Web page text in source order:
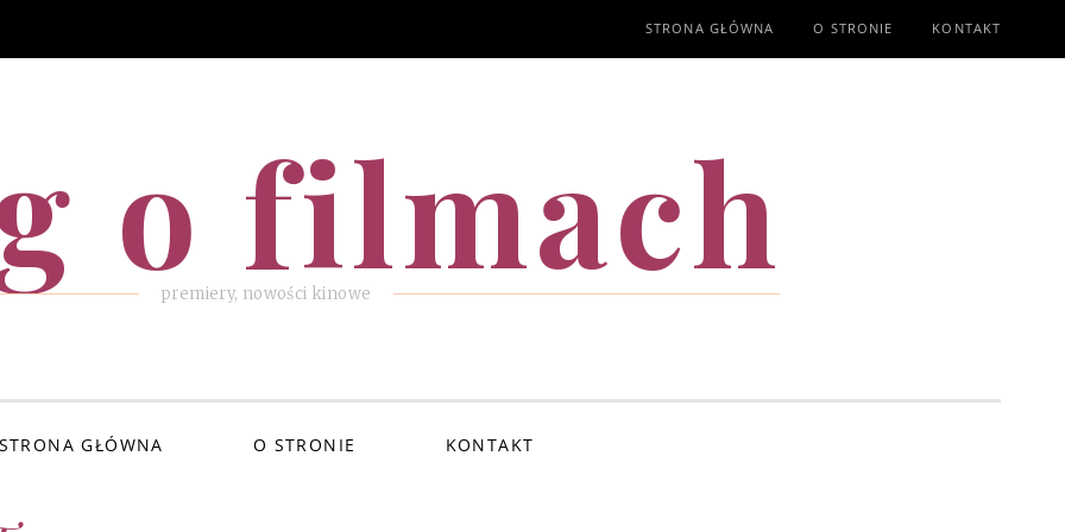
STRONA GŁÓWNA O STRONIE KONTAKT
o filmach
premiery, nowości kinowe
STRONA GŁÓWNA O STRONIE KONTAKT